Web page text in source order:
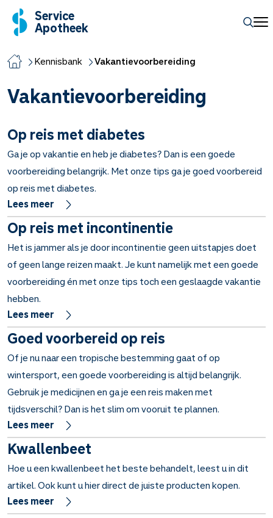
Service
Apotheek
Kennisbank Vakantievoorbereiding
Vakantievoorbereiding
Op reis met diabetes
Ga je op vakantie en heb je diabetes? Dan is een goede
voorbereiding belangrijk. Met onze tips ga je goed voorbereid
op reis met diabetes.
Lees meer
Op reis met incontinentie
Het is jammer als je door incontinentie geen uitstapjes doet
of geen lange reizen maakt. Je kunt namelijk met een goede
voorbereiding én met onze tips toch een geslaagde vakantie
hebben.
Lees meer
Goed voorbereid op reis
Of je nu naar een tropische bestemming gaat of op
wintersport, een goede voorbereiding is altijd belangrijk.
Gebruik je medicijnen en ga je een reis maken met
tijdsverschil? Dan is het slim om vooruit te plannen.
Lees meer
Kwallenbeet
Hoe u een kwallenbeet het beste behandelt, leest u in dit
artikel. Ook kunt u hier direct de juiste producten kopen.
Lees meer